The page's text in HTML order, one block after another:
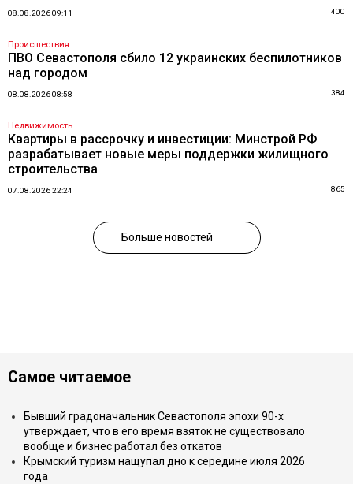
08.08.2026 09:11 400
Происшествия
ПВО Севастополя сбило 12 украинских беспилотников
над городом
08.08.2026 08:58 384
Недвижимость
Квартиры в рассрочку и инвестиции: Минстрой РФ
разрабатывает новые меры поддержки жилищного
строительства
07.08.2026 22:24 865
Больше новостей
Самое читаемое
Бывший градоначальник Севастополя эпохи 90-х
утверждает, что в его время взяток не существовало
вообще и бизнес работал без откатов
Крымский туризм нащупал дно к середине июля 2026
года